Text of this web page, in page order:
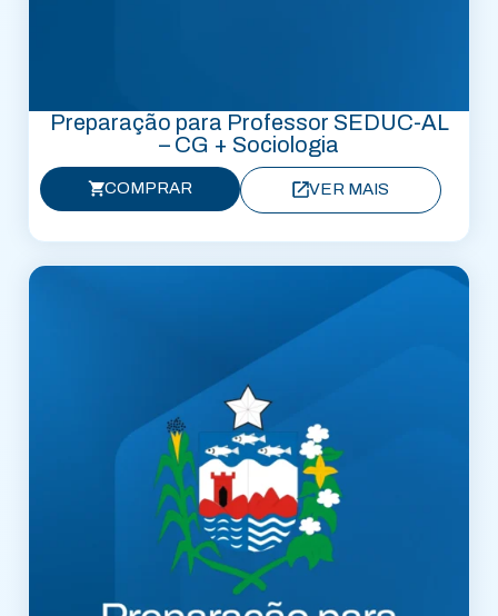
Preparação para Professor SEDUC-AL
– CG + Sociologia
COMPRAR VER MAIS